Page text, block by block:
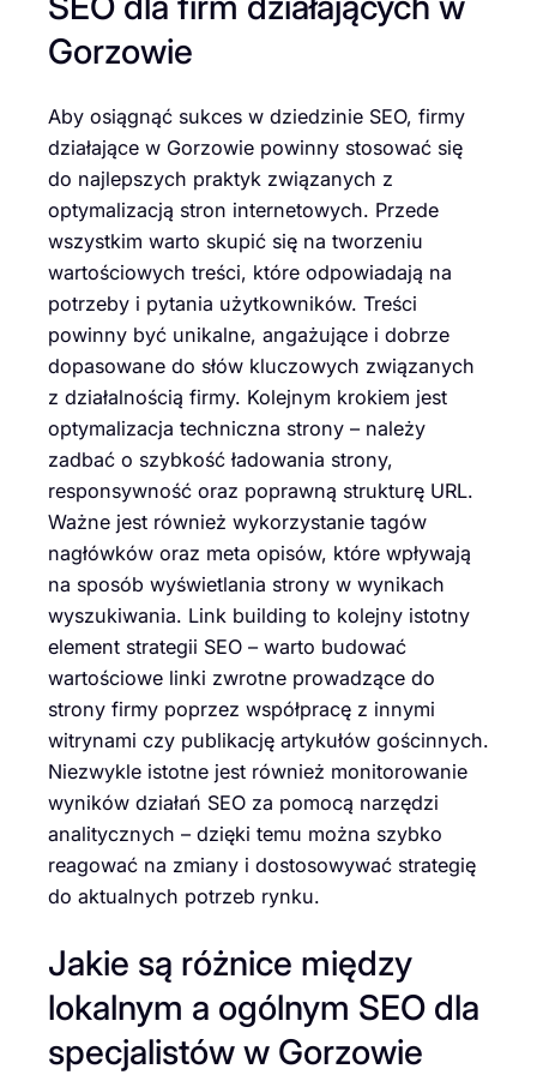
Gorzowie
Aby osiągnąć sukces w dziedzinie SEO, firmy
działające w Gorzowie powinny stosować się
do najlepszych praktyk związanych z
optymalizacją stron internetowych. Przede
wszystkim warto skupić się na tworzeniu
wartościowych treści, które odpowiadają na
potrzeby i pytania użytkowników. Treści
powinny być unikalne, angażujące i dobrze
dopasowane do słów kluczowych związanych
z działalnością firmy. Kolejnym krokiem jest
optymalizacja techniczna strony – należy
zadbać o szybkość ładowania strony,
responsywność oraz poprawną strukturę URL.
Ważne jest również wykorzystanie tagów
nagłówków oraz meta opisów, które wpływają
na sposób wyświetlania strony w wynikach
wyszukiwania. Link building to kolejny istotny
element strategii SEO – warto budować
wartościowe linki zwrotne prowadzące do
strony firmy poprzez współpracę z innymi
witrynami czy publikację artykułów gościnnych.
Niezwykle istotne jest również monitorowanie
wyników działań SEO za pomocą narzędzi
analitycznych – dzięki temu można szybko
reagować na zmiany i dostosowywać strategię
do aktualnych potrzeb rynku.
Jakie są różnice między
lokalnym a ogólnym SEO dla
specjalistów w Gorzowie